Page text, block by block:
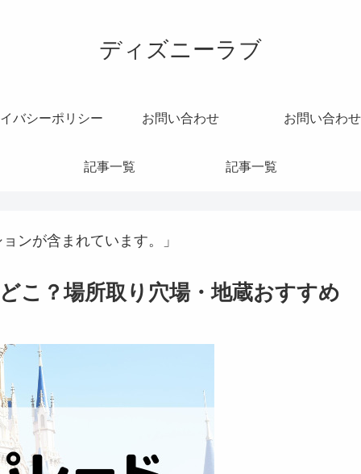
ディズニーラブ
バシーポリシー お問い合わせ お問い合わせ
記事一覧 記事一覧
ンが含まれています。」
こ？場所取り穴場・地蔵おすすめ